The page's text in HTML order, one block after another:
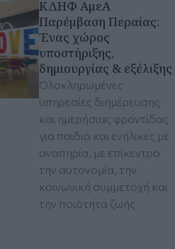
ΚΔΗΦ ΑμεΑ
Παρέμβαση Περαίας:
Ένας χώρος
υποστήριξης,
δημιουργίας & εξέλιξης
Ολοκληρωμένες
υπηρεσίες διημέρευσης
και ημερήσιας φροντίδας
για παιδιά και ενήλικες με
αναπηρία, με επίκεντρο
την αυτονομία, την
κοινωνική συμμετοχή και
την ποιότητα ζωής